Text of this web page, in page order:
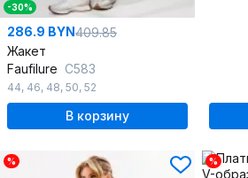
-30%
286.9 BYN409.85
Жакет
Faufilure С583
44, 46, 48, 50, 52
В корзину
% %